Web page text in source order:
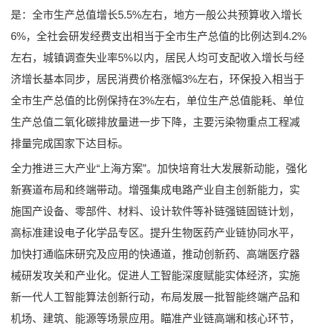
是：全市生产总值增长5.5%左右，地方一般公共预算收入增长
6%，全社会研发经费支出相当于全市生产总值的比例达到4.2%
左右，城镇调查失业率5%以内，居民人均可支配收入增长与经
济增长基本同步，居民消费价格涨幅3%左右，环保投入相当于
全市生产总值的比例保持在3%左右，单位生产总值能耗、单位
生产总值二氧化碳排放量进一步下降，主要污染物重点工程减
排量完成国家下达目标。
全力推进三大产业“上海方案”。加快培育壮大发展新动能，强化
新赛道布局和终端带动。增强集成电路产业自主创新能力，实
施国产设备、零部件、材料、设计软件等补链强链固链计划，
高标准建设电子化学品专区。提升生物医药产业链协同水平，
加快打通临床研究及应用的快通道，推动创新药、高端医疗器
械研发攻关和产业化。促进人工智能深度赋能实体经济，实施
新一代人工智能算法创新行动，布局发展一批智能终端产品和
机场、建筑、能源等场景应用。瞄准产业链高端和核心环节，